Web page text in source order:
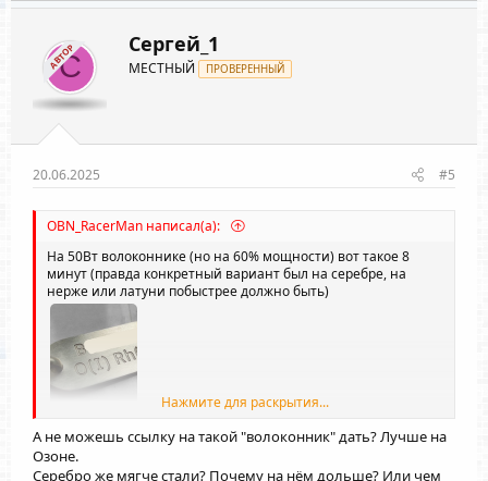
и
и
:
АВТОР
С
Сергей_1
МЕСТНЫЙ ПРОВЕРЕННЫЙ
20.06.2025 #5
OBN_RacerMan написал(а):
На 50Вт волоконнике (но на 60% мощности) вот такое 8
минут (правда конкретный вариант был на серебре, на
нерже или латуни побыстрее должно быть)
Нажмите для раскрытия...
А не можешь ссылку на такой "волоконник" дать? Лучше на
Озоне.
Серебро же мягче стали? Почему на нём дольше? Или чем